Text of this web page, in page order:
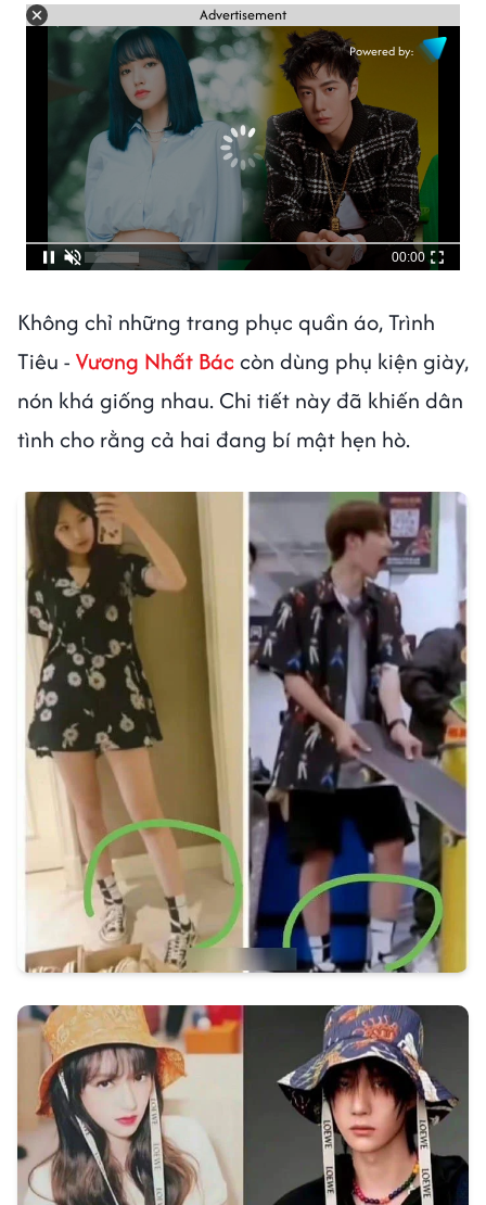
Advertisement
Powered by:
00:00
Không chỉ những trang phục quần áo, Trình
Tiêu - Vương Nhất Báccòn dùng phụ kiện giày,
nón khá giống nhau. Chi tiết này đã khiến dân
tình cho rằng cả hai đang bí mật hẹn hò.